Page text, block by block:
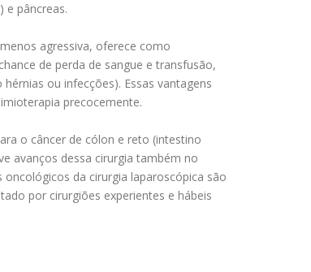
pâncreas.
agressiva, oferece como
de perda de sangue e transfusão,
ou infecções). Essas vantagens
precocemente.
o câncer de cólon e reto (intestino
avanços dessa cirurgia também no
da cirurgia laparoscópica são
por cirurgiões experientes e hábeis